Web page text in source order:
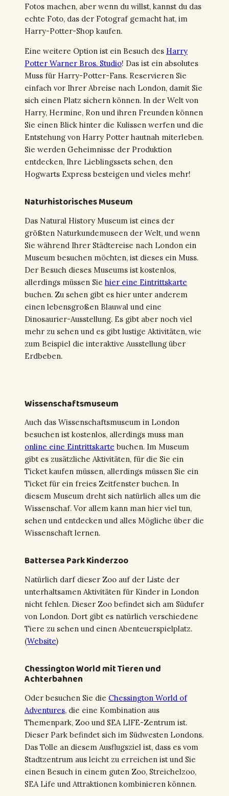
Fotos machen, aber wenn du willst, kannst du das
echte Foto, das der Fotograf gemacht hat, im
Harry-Potter-Shop kaufen.
Eine weitere Option ist ein Besuch des Harry
Potter Warner Bros. Studio! Das ist ein absolutes
Muss für Harry-Potter-Fans. Reservieren Sie
einfach vor Ihrer Abreise nach London, damit Sie
sich einen Platz sichern können. In der Welt von
Harry, Hermine, Ron und ihren Freunden können
Sie einen Blick hinter die Kulissen werfen und die
Entstehung von Harry Potter hautnah miterleben.
Sie werden Geheimnisse der Produktion
entdecken, Ihre Lieblingssets sehen, den
Hogwarts Express besteigen und vieles mehr!
Naturhistorisches Museum
Das Natural History Museum ist eines der
größten Naturkundemuseen der Welt, und wenn
Sie während Ihrer Städtereise nach London ein
Museum besuchen möchten, ist dieses ein Muss.
Der Besuch dieses Museums ist kostenlos,
allerdings müssen Sie hier eine Eintrittskarte
buchen. Zu sehen gibt es hier unter anderem
einen lebensgroßen Blauwal und eine
Dinosaurier-Ausstellung. Es gibt aber noch viel
mehr zu sehen und es gibt lustige Aktivitäten, wie
zum Beispiel die interaktive Ausstellung über
Erdbeben.
Wissenschaftsmuseum
Auch das Wissenschaftsmuseum in London
besuchen ist kostenlos, allerdings muss man
online eine Eintrittskarte buchen. Im Museum
gibt es zusätzliche Aktivitäten, für die Sie ein
Ticket kaufen müssen, allerdings müssen Sie ein
Ticket für ein freies Zeitfenster buchen. In
diesem Museum dreht sich natürlich alles um die
Wissenschaf. Vor allem kann man hier viel tun,
sehen und entdecken und alles Mögliche über die
Wissenschaft lernen.
Battersea Park Kinderzoo
Natürlich darf dieser Zoo auf der Liste der
unterhaltsamen Aktivitäten für Kinder in London
nicht fehlen. Dieser Zoo befindet sich am Südufer
von London. Dort gibt es natürlich verschiedene
Tiere zu sehen und einen Abenteuerspielplatz.
(Website)
Chessington World mit Tieren und
Achterbahnen
Oder besuchen Sie die Chessington World of
Adventures, die eine Kombination aus
Themenpark, Zoo und SEA LIFE-Zentrum ist.
Dieser Park befindet sich im Südwesten Londons.
Das Tolle an diesem Ausflugsziel ist, dass es vom
Stadtzentrum aus leicht zu erreichen ist und Sie
einen Besuch in einem guten Zoo, Streichelzoo,
SEA Life und Attraktionen kombinieren können.